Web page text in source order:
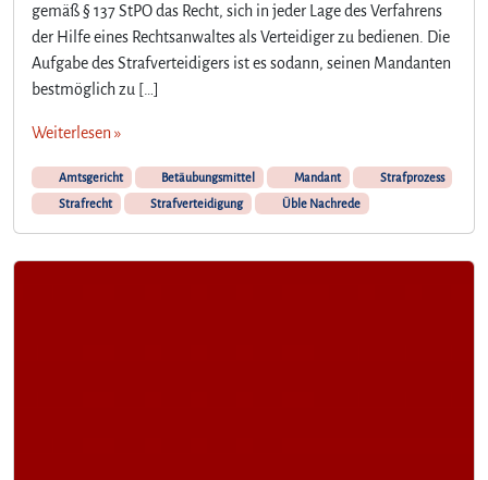
gemäß § 137 StPO das Recht, sich in jeder Lage des Verfahrens
der Hilfe eines Rechtsanwaltes als Verteidiger zu bedienen. Die
Aufgabe des Strafverteidigers ist es sodann, seinen Mandanten
bestmöglich zu […]
Weiterlesen »
Amtsgericht Betäubungsmittel Mandant
Strafprozess
Strafrecht
Strafverteidigung Üble Nachrede